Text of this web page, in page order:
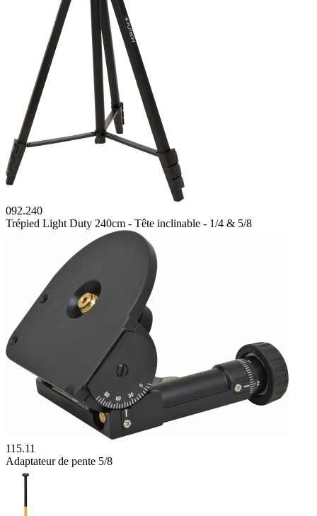
092.240
Trépied Light Duty 240cm - Tête inclinable - 1/4 & 5/8
115.11
Adaptateur de pente 5/8